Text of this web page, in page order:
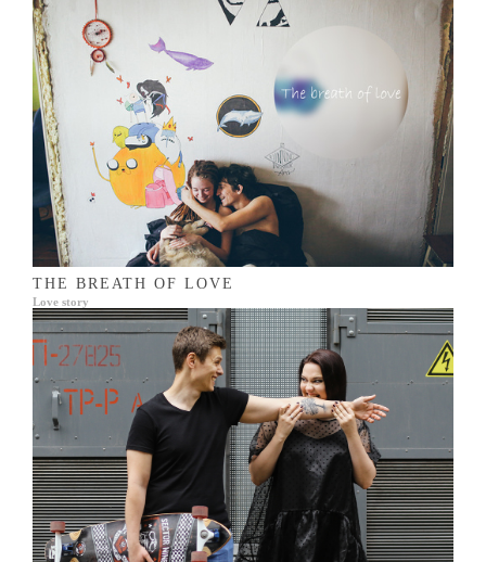
THE BREATH OF LOVE
Love story